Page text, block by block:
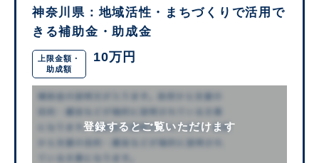
神奈川県：地域活性・まちづくりで活用で
きる補助金・助成金
上限金額・
助成額
10万円
登録するとご覧いただけます